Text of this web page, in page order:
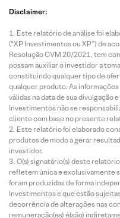
Disclaimer:
Este relatório de análise foi
(“XP Investimentos ou XP”) de
Resolução CVM 20/2021, tem
possam auxiliar o investidor a
constituindo qualquer tipo de
qualquer produto. As
válidas na data de sua divulgação
Investimentos não se
cliente com base no presente
Este relatório foi elaborado
produtos de modo a gerar
investidor.
O(s) signatário(s) deste
refletem única e exclusivamente
foram produzidas de forma
Investimentos e que estão
decorrência de alterações nas
remuneração(es) é(são)